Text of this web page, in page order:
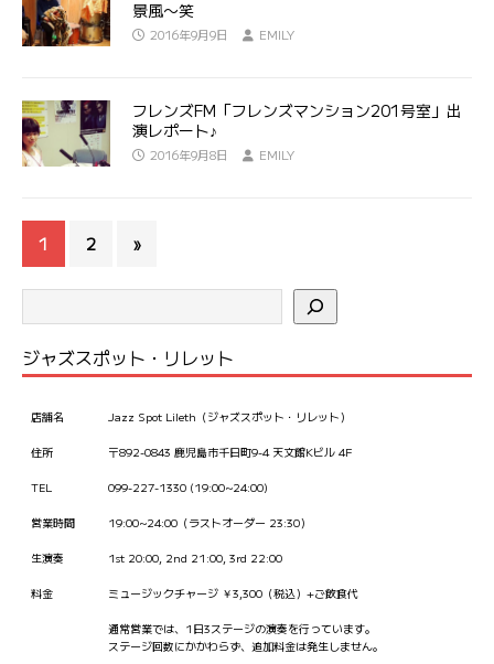
景風〜笑
2016年9月9日 EMILY
フレンズFM「フレンズマンション201号室」出
演レポート♪
2016年9月8日 EMILY
1 2 »
ジャズスポット・リレット
店舗名 Jazz Spot Lileth（ジャズスポット・リレット）
住所 〒892-0843 鹿児島市千日町9-4 天文館Kビル 4F
TEL 099-227-1330 (19:00~24:00)
営業時間 19:00~24:00（ラストオーダー 23:30）
生演奏 1st 20:00, 2nd 21:00, 3rd 22:00
料金 ミュージックチャージ ￥3,300（税込）+ご飲食代
通常営業では、1日3ステージの演奏を行っています。
ステージ回数にかかわらず、追加料金は発生しません。